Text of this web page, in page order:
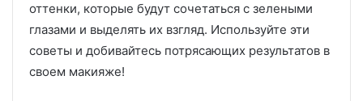
оттенки, которые будут сочетаться с зелеными
глазами и выделять их взгляд. Используйте эти
советы и добивайтесь потрясающих результатов в
своем макияже!